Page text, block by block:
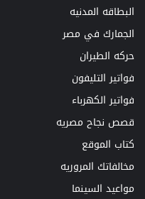
البطاقه المدنيه
الجمارك في مصر
حركه الطيران
فواتير التليفون
فواتير الكهرباء
قصص نجاح مصريه
كتاب الموقع
مخالفاتك المروريه
مواعيد السينما